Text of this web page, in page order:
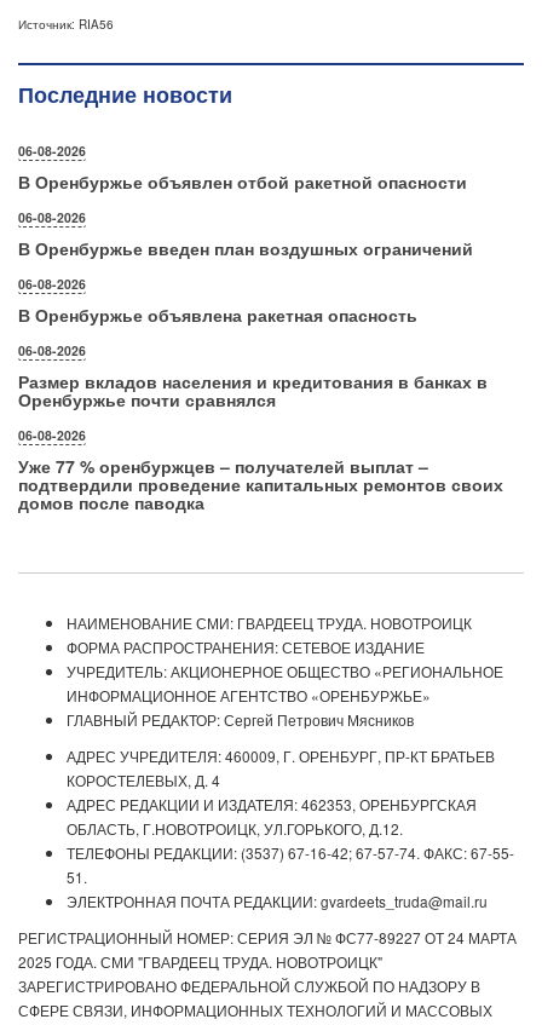
Источник: RIA56
Последние новости
06-08-2026
В Оренбуржье объявлен отбой ракетной опасности
06-08-2026
В Оренбуржье введен план воздушных ограничений
06-08-2026
В Оренбуржье объявлена ракетная опасность
06-08-2026
Размер вкладов населения и кредитования в банках в
Оренбуржье почти сравнялся
06-08-2026
Уже 77 % оренбуржцев – получателей выплат –
подтвердили проведение капитальных ремонтов своих
домов после паводка
НАИМЕНОВАНИЕ СМИ: ГВАРДЕЕЦ ТРУДА. НОВОТРОИЦК
ФОРМА РАСПРОСТРАНЕНИЯ: СЕТЕВОЕ ИЗДАНИЕ
УЧРЕДИТЕЛЬ: АКЦИОНЕРНОЕ ОБЩЕСТВО «РЕГИОНАЛЬНОЕ
ИНФОРМАЦИОННОЕ АГЕНТСТВО «ОРЕНБУРЖЬЕ»
ГЛАВНЫЙ РЕДАКТОР: Сергей Петрович Мясников
АДРЕС УЧРЕДИТЕЛЯ: 460009, Г. ОРЕНБУРГ, ПР-КТ БРАТЬЕВ
КОРОСТЕЛЕВЫХ, Д. 4
АДРЕС РЕДАКЦИИ И ИЗДАТЕЛЯ: 462353, ОРЕНБУРГСКАЯ
ОБЛАСТЬ, Г.НОВОТРОИЦК, УЛ.ГОРЬКОГО, Д.12.
ТЕЛЕФОНЫ РЕДАКЦИИ: (3537) 67-16-42; 67-57-74. ФАКС: 67-55-
51.
ЭЛЕКТРОННАЯ ПОЧТА РЕДАКЦИИ: gvardeets_truda@mail.ru
РЕГИСТРАЦИОННЫЙ НОМЕР: СЕРИЯ ЭЛ № ФС77-89227 ОТ 24 МАРТА
2025 ГОДА. СМИ "ГВАРДЕЕЦ ТРУДА. НОВОТРОИЦК"
ЗАРЕГИСТРИРОВАНО ФЕДЕРАЛЬНОЙ СЛУЖБОЙ ПО НАДЗОРУ В
СФЕРЕ СВЯЗИ, ИНФОРМАЦИОННЫХ ТЕХНОЛОГИЙ И МАССОВЫХ